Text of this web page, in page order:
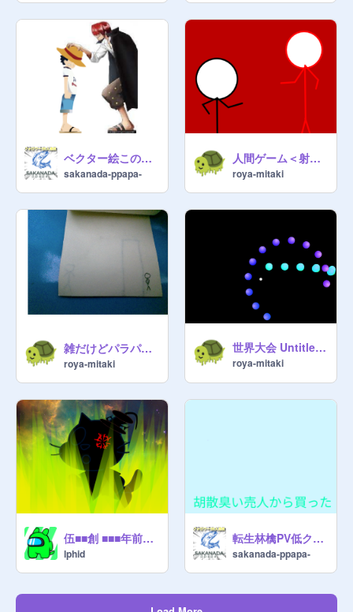
ベクター絵この帽子をお前に預ける
sakanada-ppapa-
人間ゲーム＜射撃＞
roya-mitaki
雑だけどパラパラ漫画
roya-mitaki
世界大会 Untitled-2 remix sugoi
roya-mitaki
伍■■創 ■■■年前の図鑑【猫の戦争】
lphid
転生林檎PV低クオリティー
sakanada-ppapa-